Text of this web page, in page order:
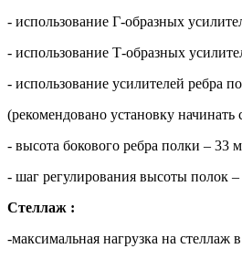
- использование Г-образных
- использование Т-образных
- использование усилителей ребра
(рекомендовано установку
- высота бокового ребра полки – 33
- шаг регулирования высоты полок
Стеллаж :
-максимальная нагрузка на стеллаж